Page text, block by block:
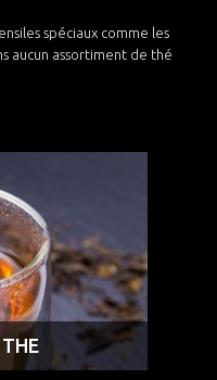
spéciaux comme les
aucun assortiment de thé